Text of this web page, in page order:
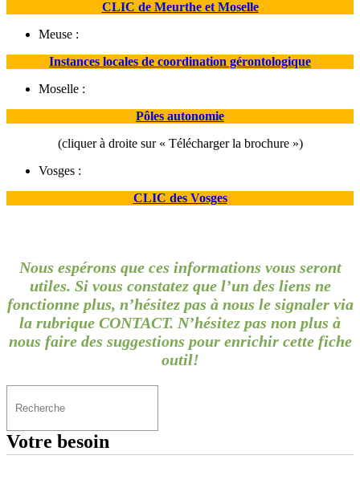
CLIC de Meurthe et Moselle
Meuse :
Instances locales de coordination gérontologique
Moselle :
Pôles autonomie
(cliquer à droite sur « Télécharger la brochure »)
Vosges :
CLIC des Vosges
Nous espérons que ces informations vous seront
utiles. Si vous constatez que l’un des liens ne
fonctionne plus, n’hésitez pas à nous le signaler via
la rubrique CONTACT. N’hésitez pas non plus à
nous faire des suggestions pour enrichir cette fiche
outil!
Votre besoin